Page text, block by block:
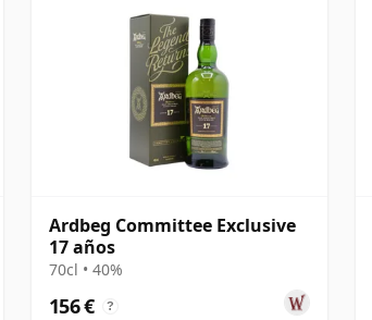
Ardbeg Committee Exclusive
17 años
70cl • 40%
156 € ?